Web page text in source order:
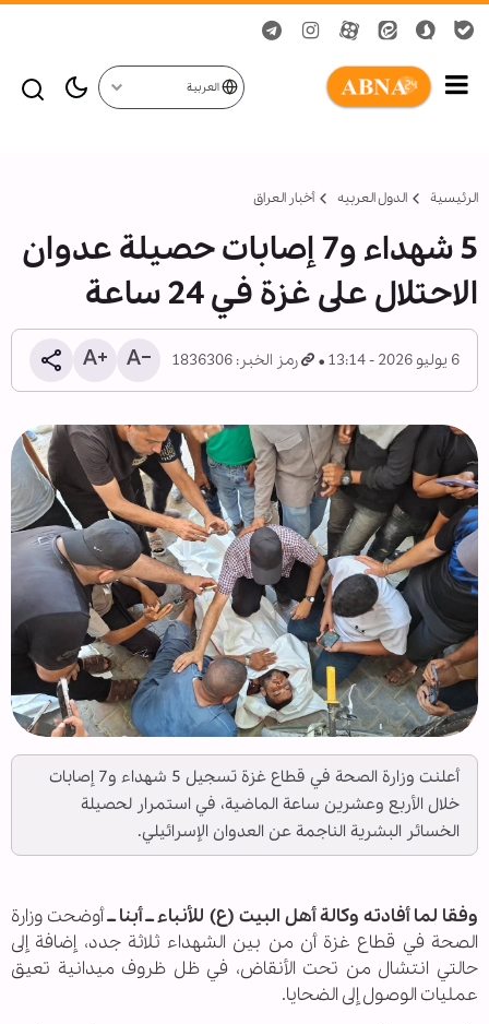
العربية
الرئيسية الدول العربیه أخبار العراق
5 شهداء و7 إصابات حصيلة عدوان
الاحتلال على غزة في 24 ساعة
6 يوليو 2026 - 13:14 رمز الخبر: 1836306
أعلنت وزارة الصحة في قطاع غزة تسجيل 5 شهداء و7 إصابات
خلال الأربع وعشرين ساعة الماضية، في استمرار لحصيلة
الخسائر البشرية الناجمة عن العدوان الإسرائيلي.
وفقا لما أفادته وكالة أهل البيت (ع) للأنباء ــ أبنا ــأوضحت وزارة
الصحة في قطاع غزة أن من بين الشهداء ثلاثة جدد، إضافة إلى
حالتي انتشال من تحت الأنقاض، في ظل ظروف ميدانية تعيق
عمليات الوصول إلى الضحايا.